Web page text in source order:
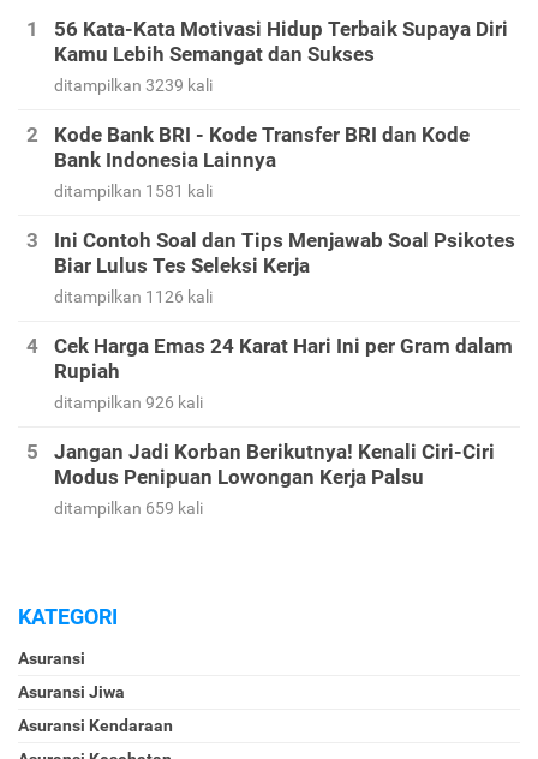
56 Kata-Kata Motivasi Hidup Terbaik Supaya Diri
Kamu Lebih Semangat dan Sukses
ditampilkan 3239 kali
Kode Bank BRI - Kode Transfer BRI dan Kode
Bank Indonesia Lainnya
ditampilkan 1581 kali
Ini Contoh Soal dan Tips Menjawab Soal Psikotes
Biar Lulus Tes Seleksi Kerja
ditampilkan 1126 kali
Cek Harga Emas 24 Karat Hari Ini per Gram dalam
Rupiah
ditampilkan 926 kali
Jangan Jadi Korban Berikutnya! Kenali Ciri-Ciri
Modus Penipuan Lowongan Kerja Palsu
ditampilkan 659 kali
KATEGORI
Asuransi
Asuransi Jiwa
Asuransi Kendaraan